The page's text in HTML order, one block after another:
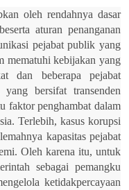
oleh rendahnya dasar
aturan penanganan
pejabat publik yang
mematuhi kebijakan yang
dan beberapa pejabat
bersifat transenden
faktor penghambat dalam
Terlebih, kasus korupsi
kapasitas pejabat
Oleh karena itu, untuk
sebagai pemangku
ketidakpercayaan